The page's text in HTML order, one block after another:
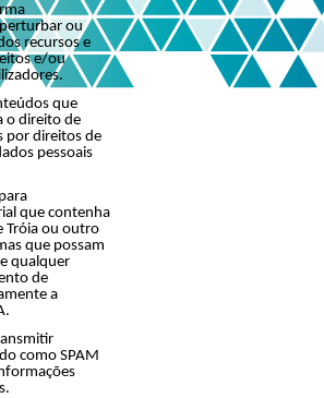
ou
recursos e
e/ou
que
o direito de
por direitos de
pessoais
que contenha
Tróia ou outro
que possam
qualquer
de
a
como SPAM